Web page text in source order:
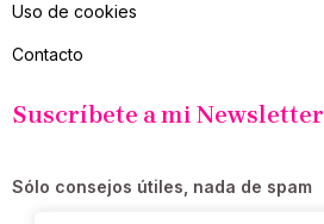
Uso de cookies
Contacto
Suscríbete a mi Newsletter
Sólo consejos útiles, nada de spam